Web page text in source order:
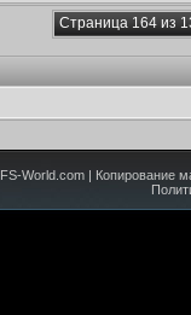
Страница 164 из
World.com | Копирование